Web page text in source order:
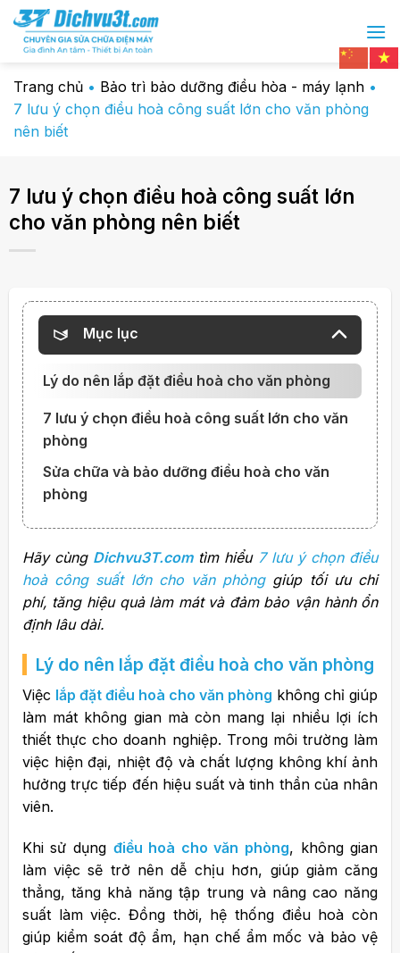
Chuyển
đến
dung
Trang chủ • Bảo trì bảo dưỡng điều hòa - máy lạnh •
7 lưu ý chọn điều hoà công suất lớn cho văn phòng
nên biết
7 lưu ý chọn điều hoà công suất lớn
cho văn phòng nên biết
Mục lục
Lý do nên lắp đặt điều hoà cho văn phòng
7 lưu ý chọn điều hoà công suất lớn cho văn
phòng
Sửa chữa và bảo dưỡng điều hoà cho văn
phòng
Hãy cùng Dichvu3T.comtìm hiểu7 lưu ý chọn điều
hoà công suất lớn cho văn phònggiúp tối ưu chi
phí, tăng hiệu quả làm mát và đảm bảo vận hành ổn
định lâu dài.
Lý do nên lắp đặt điều hoà cho văn phòng
Việc lắp đặt điều hoà cho văn phòng không chỉ giúp
làm mát không gian mà còn mang lại nhiều lợi ích
thiết thực cho doanh nghiệp. Trong môi trường làm
việc hiện đại, nhiệt độ và chất lượng không khí ảnh
hưởng trực tiếp đến hiệu suất và tinh thần của nhân
viên.
Khi sử dụng điều hoà cho văn phòng, không gian
làm việc sẽ trở nên dễ chịu hơn, giúp giảm căng
thẳng, tăng khả năng tập trung và nâng cao năng
suất làm việc. Đồng thời, hệ thống điều hoà còn
giúp kiểm soát độ ẩm, hạn chế ẩm mốc và bảo vệ